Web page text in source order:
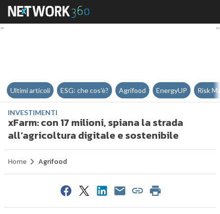
xFarm: con 17 milioni, spiana
Ultimi articoli ESG: che cos'è? Agrifood EnergyUP Risk
INVESTIMENTI
xFarm: con 17 milioni, spiana la strada
all’agricoltura digitale e sostenibile
Home Agrifood